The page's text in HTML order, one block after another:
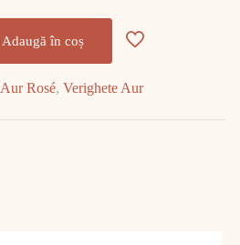
Adaugă în coș
Aur Rosé, Verighete Aur